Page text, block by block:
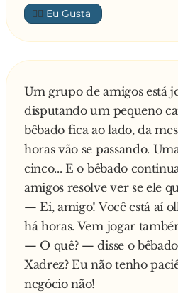
👍🏼
Um grupo de amigos está
disputando um pequeno
bêbado fica ao lado, da
horas vão se passando.
cinco... E o bêbado
amigos resolve ver se ele
— Ei, amigo! Você está aí
há horas. Vem jogar
— O quê? — disse o
Xadrez? Eu não tenho
negócio não!